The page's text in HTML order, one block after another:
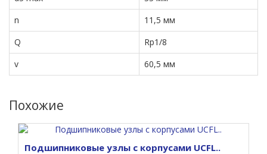
n
11,5 мм
Q
Rp1/8
v
60,5 мм
Похожие
Подшипниковые узлы с корпусами UCFL..